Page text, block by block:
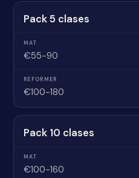
Pack 5 clases
€55-90
€100-180
Pack 10 clases
€100-160